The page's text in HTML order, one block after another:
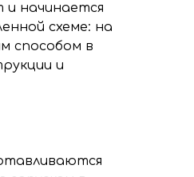
начинается
схеме: на
способом в
и